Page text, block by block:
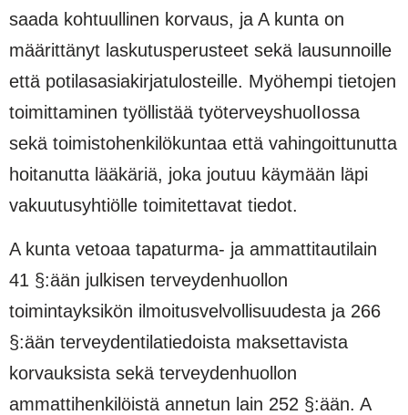
saada kohtuullinen korvaus, ja A kunta on
määrittänyt laskutusperusteet sekä lausunnoille
että potilasasiakirjatulosteille. Myöhempi tietojen
toimittaminen työllistää työterveyshuolIossa
sekä toimistohenkilökuntaa että vahingoittunutta
hoitanutta lääkäriä, joka joutuu käymään läpi
vakuutusyhtiölle toimitettavat tiedot.
A kunta vetoaa tapaturma- ja ammattitautilain
41 §:ään julkisen terveydenhuollon
toimintayksikön ilmoitusvelvollisuudesta ja 266
§:ään terveydentilatiedoista maksettavista
korvauksista sekä terveydenhuollon
ammattihenkilöistä annetun lain 252 §:ään. A